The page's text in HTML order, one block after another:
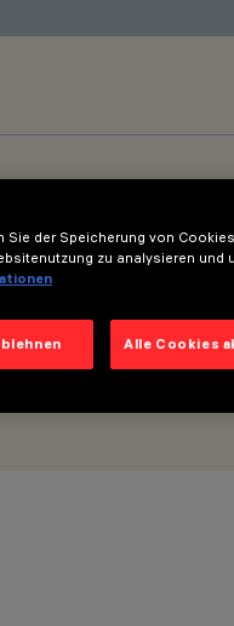
Sie der Speicherung von
zu analysieren und
Alle Cookies